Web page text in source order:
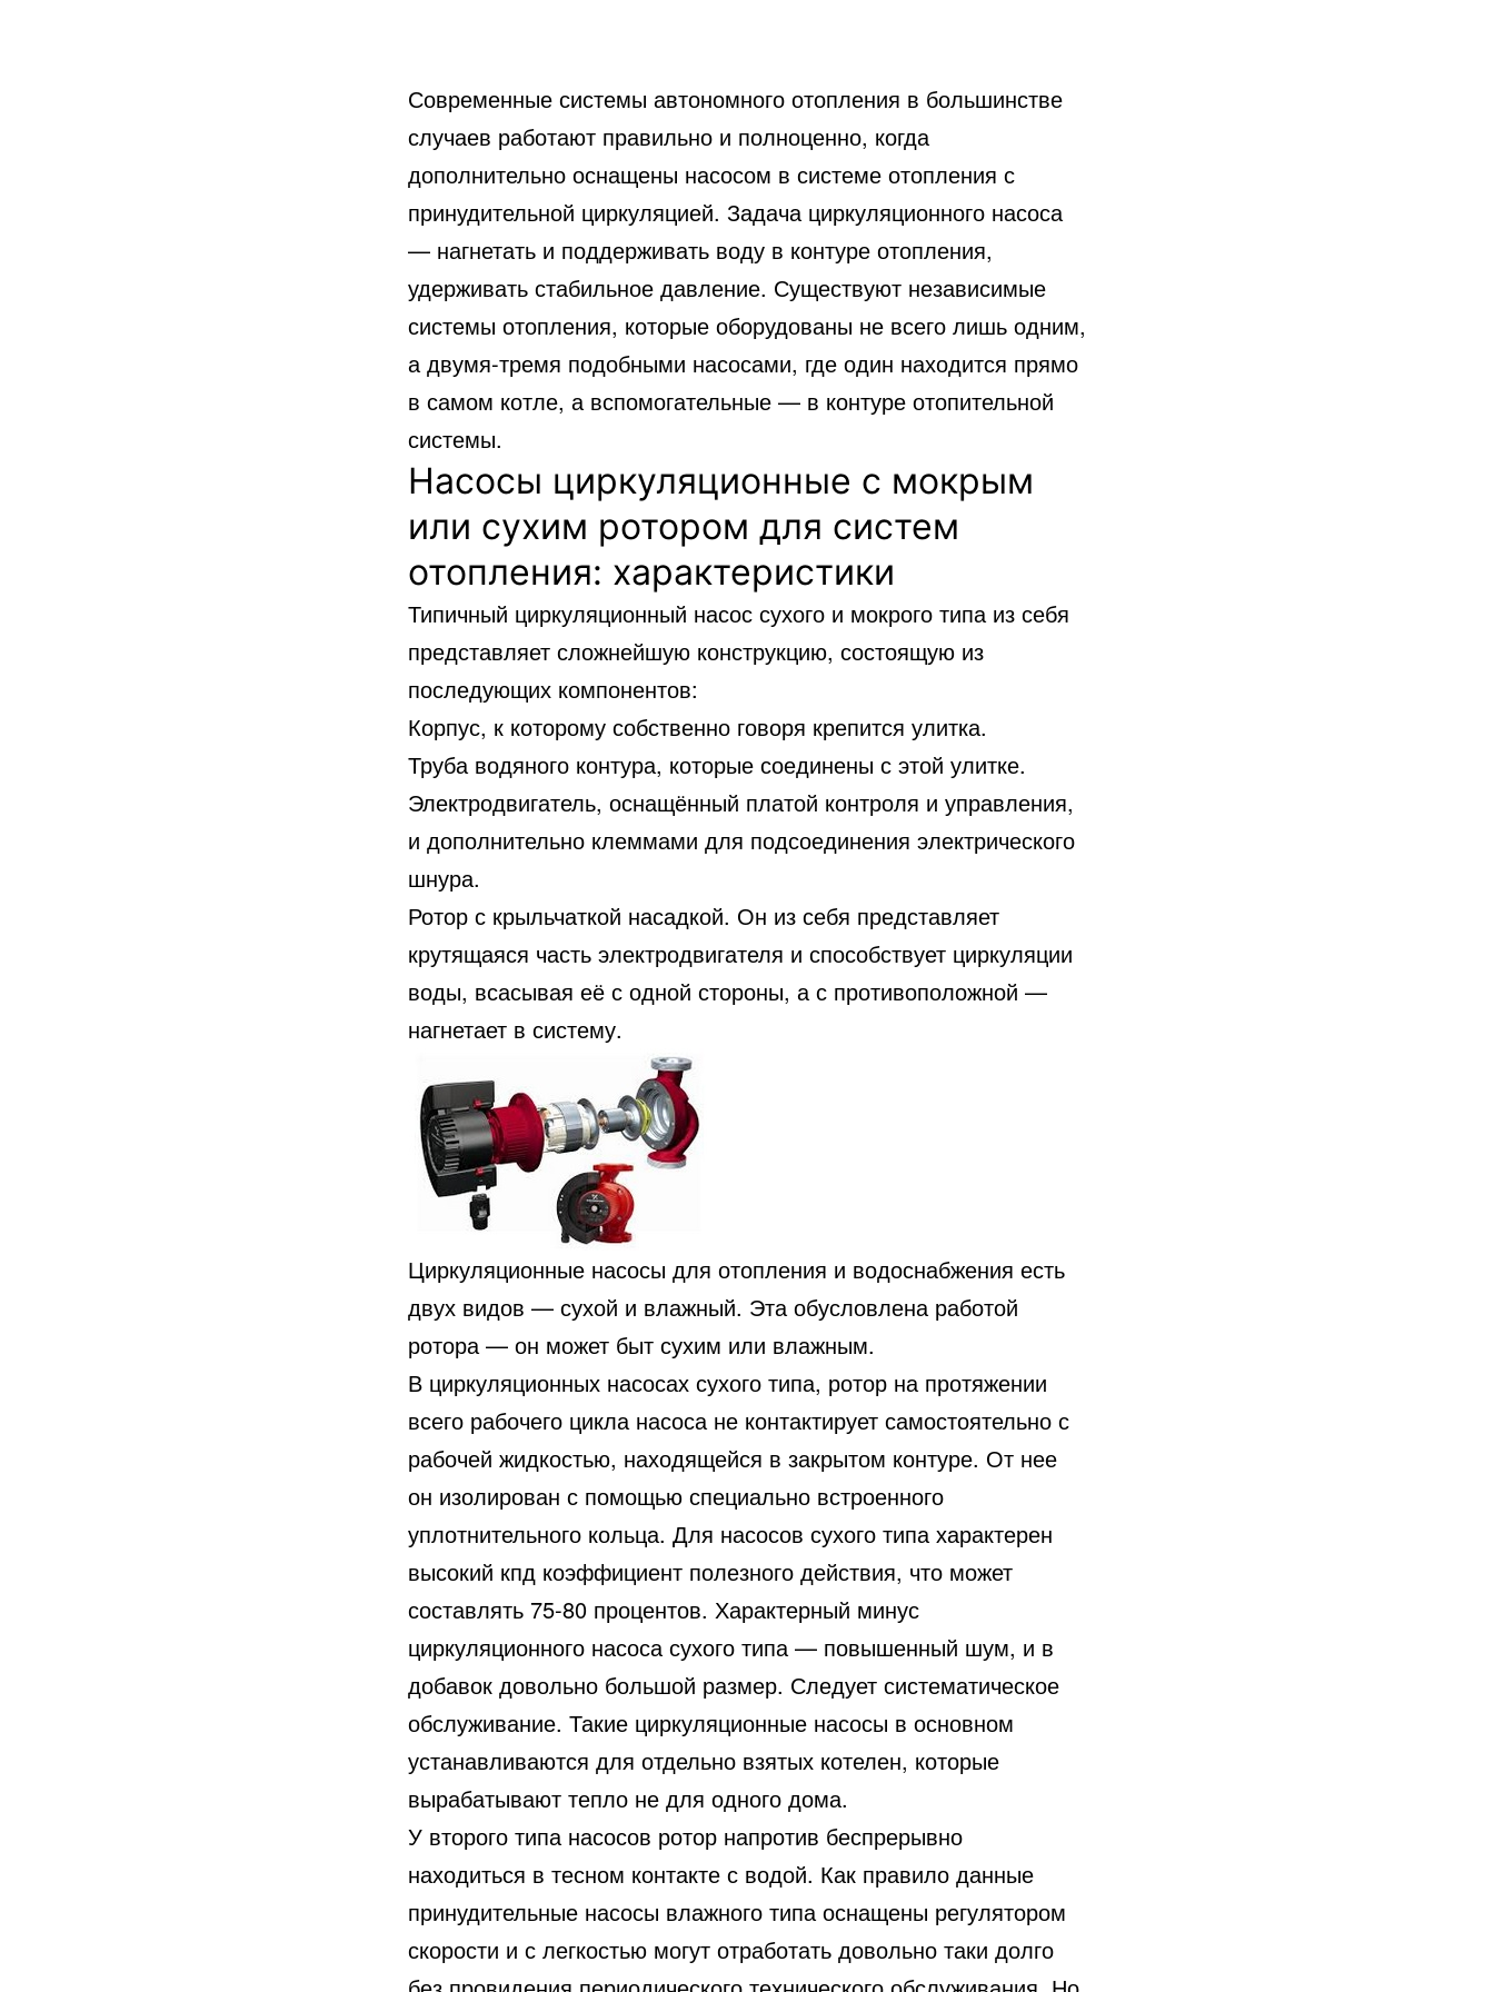
Современные системы автономного отопления в большинстве
случаев работают правильно и полноценно, когда
дополнительно оснащены насосом в системе отопления с
принудительной циркуляцией. Задача циркуляционного насоса
— нагнетать и поддерживать воду в контуре отопления,
удерживать стабильное давление. Существуют независимые
системы отопления, которые оборудованы не всего лишь одним,
а двумя-тремя подобными насосами, где один находится прямо
в самом котле, а вспомогательные — в контуре отопительной
системы.
Насосы циркуляционные с мокрым
или сухим ротором для систем
отопления: характеристики
Типичный циркуляционный насос сухого и мокрого типа из себя
представляет сложнейшую конструкцию, состоящую из
последующих компонентов:
Корпус, к которому собственно говоря крепится улитка.
Труба водяного контура, которые соединены с этой улитке.
Электродвигатель, оснащённый платой контроля и управления,
и дополнительно клеммами для подсоединения электрического
шнура.
Ротор с крыльчаткой насадкой. Он из себя представляет
крутящаяся часть электродвигателя и способствует циркуляции
воды, всасывая её с одной стороны, а с противоположной —
нагнетает в систему.
Циркуляционные насосы для отопления и водоснабжения есть
двух видов — сухой и влажный. Эта обусловлена работой
ротора — он может быт сухим или влажным.
В циркуляционных насосах сухого типа, ротор на протяжении
всего рабочего цикла насоса не контактирует самостоятельно с
рабочей жидкостью, находящейся в закрытом контуре. От нее
он изолирован с помощью специально встроенного
уплотнительного кольца. Для насосов сухого типа характерен
высокий кпд коэффициент полезного действия, что может
составлять 75-80 процентов. Характерный минус
циркуляционного насоса сухого типа — повышенный шум, и в
добавок довольно большой размер. Следует систематическое
обслуживание. Такие циркуляционные насосы в основном
устанавливаются для отдельно взятых котелен, которые
вырабатывают тепло не для одного дома.
У второго типа насосов ротор напротив беспрерывно
находиться в тесном контакте с водой. Как правило данные
принудительные насосы влажного типа оснащены регулятором
скорости и с легкостью могут отработать довольно таки долго